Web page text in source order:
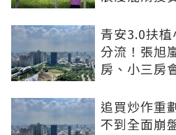
青安3.0扶
分流！張旭
房、小三房
追買炒作重
不到全面崩